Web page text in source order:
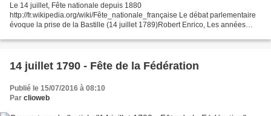
Le 14 juillet, Fête nationale depuis 1880
http://fr.wikipedia.org/wiki/Fête_nationale_française Le débat parlementaire
évoque la prise de la Bastille (14 juillet 1789)Robert Enrico, Les années
14 juillet 1790 - Fête de la Fédération
Publié le 15/07/2016 à 08:10
Par clioweb